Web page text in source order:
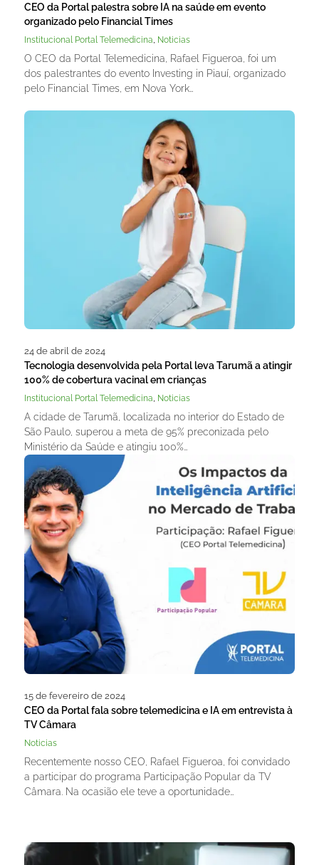
CEO da Portal palestra sobre IA na saúde em evento
organizado pelo Financial Times
Institucional Portal Telemedicina Noticias
O CEO da Portal Telemedicina, Rafael Figueroa, foi um
dos palestrantes do evento Investing in Piauí, organizado
pelo Financial Times, em Nova York…
24 de abril de 2024
Tecnologia desenvolvida pela Portal leva Tarumã a atingir
100% de cobertura vacinal em crianças
Institucional Portal Telemedicina, Noticias
A cidade de Tarumã, localizada no interior do Estado de
São Paulo, superou a meta de 95% preconizada pelo
Ministério da Saúde e atingiu 100%…
15 de fevereiro de 2024
CEO da Portal fala sobre telemedicina e IA em entrevista à
TV Câmara
Noticias
Recentemente nosso CEO, Rafael Figueroa, foi convidado
a participar do programa Participação Popular da TV
Câmara. Na ocasião ele teve a oportunidade…